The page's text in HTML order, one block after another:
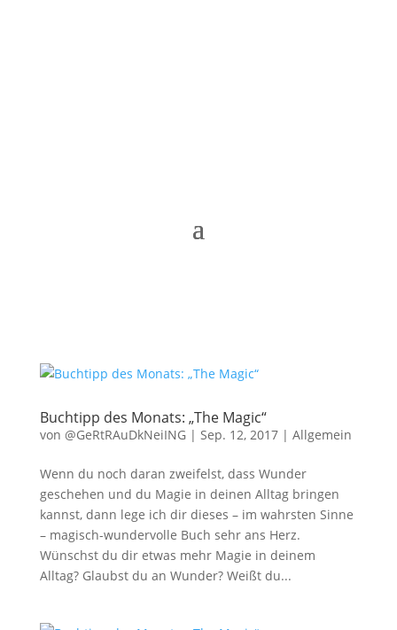
Buchtipp des Monats: „The Magic“
von @GeRtRAuDkNeiING| Sep. 12, 2017| Allgemein
Wenn du noch daran zweifelst, dass Wunder
geschehen und du Magie in deinen Alltag bringen
kannst, dann lege ich dir dieses – im wahrsten Sinne
– magisch-wundervolle Buch sehr ans Herz.
Wünschst du dir etwas mehr Magie in deinem
Alltag? Glaubst du an Wunder? Weißt du...